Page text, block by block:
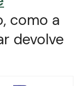
como a
devolve